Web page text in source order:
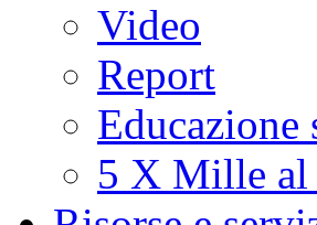
Video
Report
Educazione
5 X Mille al